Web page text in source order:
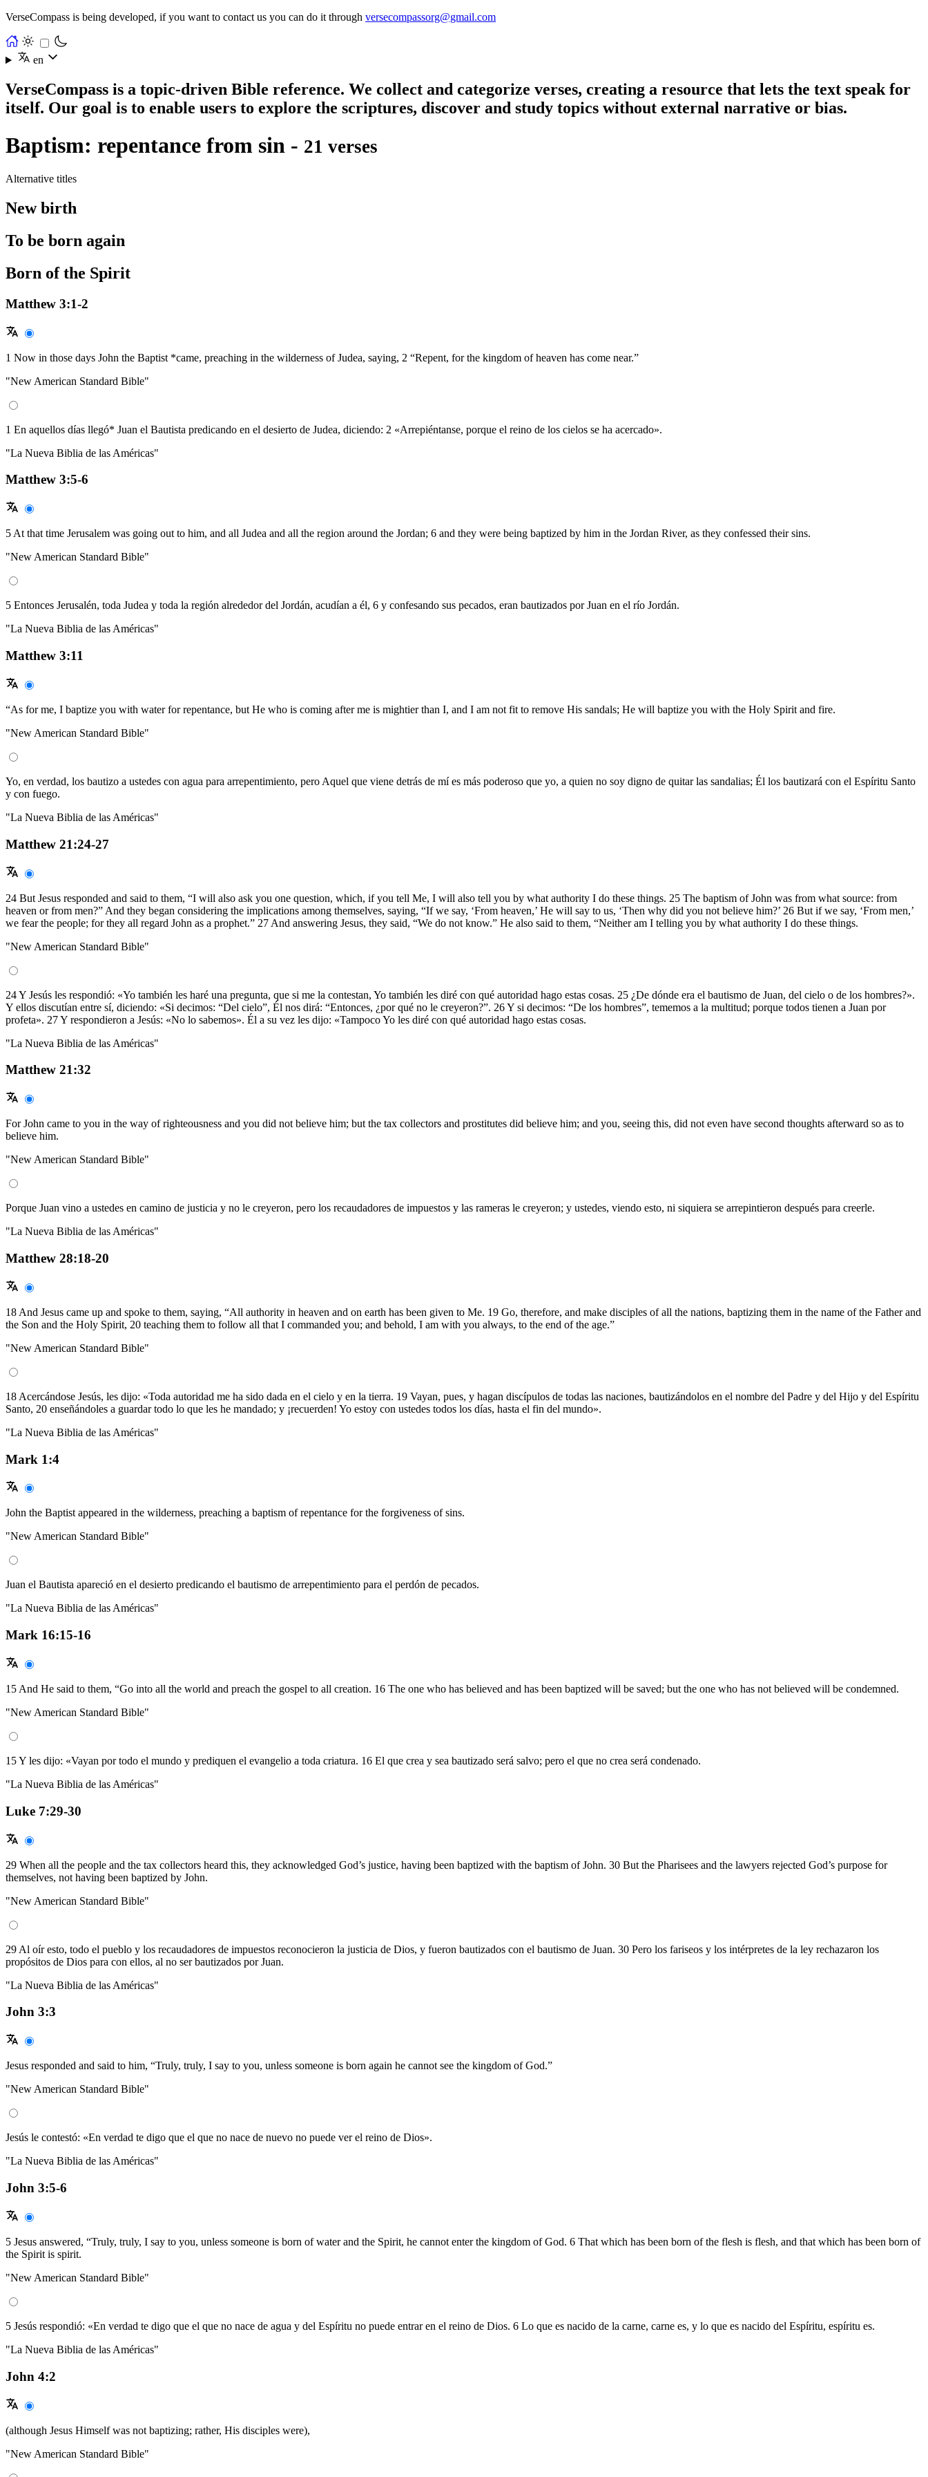
VerseCompass is being developed, if you want to contact us you can do it through versecompassorg@gmail.com
en
VerseCompass is a topic-driven Bible reference. We collect and categorize verses, creating a resource that lets the text speak for
itself. Our goal is to enable users to explore the scriptures, discover and study topics without external narrative or bias.
Baptism: repentance from sin - 21 verses
Alternative titles
New birth
To be born again
Born of the Spirit
Matthew 3:1-2
1 Now in those days John the Baptist *came, preaching in the wilderness of Judea, saying, 2 “Repent, for the kingdom of heaven has come near.”
"New American Standard Bible"
1 En aquellos días llegó* Juan el Bautista predicando en el desierto de Judea, diciendo: 2 «Arrepiéntanse, porque el reino de los cielos se ha acercado».
"La Nueva Biblia de las Américas"
Matthew 3:5-6
5 At that time Jerusalem was going out to him, and all Judea and all the region around the Jordan; 6 and they were being baptized by him in the Jordan River, as they confessed their sins.
"New American Standard Bible"
5 Entonces Jerusalén, toda Judea y toda la región alrededor del Jordán, acudían a él, 6 y confesando sus pecados, eran bautizados por Juan en el río Jordán.
"La Nueva Biblia de las Américas"
Matthew 3:11
“As for me, I baptize you with water for repentance, but He who is coming after me is mightier than I, and I am not fit to remove His sandals; He will baptize you with the Holy Spirit and fire.
"New American Standard Bible"
Yo, en verdad, los bautizo a ustedes con agua para arrepentimiento, pero Aquel que viene detrás de mí es más poderoso que yo, a quien no soy digno de quitar las sandalias; Él los bautizará con el Espíritu Santo
y con fuego.
"La Nueva Biblia de las Américas"
Matthew 21:24-27
24 But Jesus responded and said to them, “I will also ask you one question, which, if you tell Me, I will also tell you by what authority I do these things. 25 The baptism of John was from what source: from
heaven or from men?” And they began considering the implications among themselves, saying, “If we say, ‘From heaven,’ He will say to us, ‘Then why did you not believe him?’ 26 But if we say, ‘From men,’
we fear the people; for they all regard John as a prophet.” 27 And answering Jesus, they said, “We do not know.” He also said to them, “Neither am I telling you by what authority I do these things.
"New American Standard Bible"
24 Y Jesús les respondió: «Yo también les haré una pregunta, que si me la contestan, Yo también les diré con qué autoridad hago estas cosas. 25 ¿De dónde era el bautismo de Juan, del cielo o de los hombres?».
Y ellos discutían entre sí, diciendo: «Si decimos: “Del cielo”, Él nos dirá: “Entonces, ¿por qué no le creyeron?”. 26 Y si decimos: “De los hombres”, tememos a la multitud; porque todos tienen a Juan por
profeta». 27 Y respondieron a Jesús: «No lo sabemos». Él a su vez les dijo: «Tampoco Yo les diré con qué autoridad hago estas cosas.
"La Nueva Biblia de las Américas"
Matthew 21:32
For John came to you in the way of righteousness and you did not believe him; but the tax collectors and prostitutes did believe him; and you, seeing this, did not even have second thoughts afterward so as to
believe him.
"New American Standard Bible"
Porque Juan vino a ustedes en camino de justicia y no le creyeron, pero los recaudadores de impuestos y las rameras le creyeron; y ustedes, viendo esto, ni siquiera se arrepintieron después para creerle.
"La Nueva Biblia de las Américas"
Matthew 28:18-20
18 And Jesus came up and spoke to them, saying, “All authority in heaven and on earth has been given to Me. 19 Go, therefore, and make disciples of all the nations, baptizing them in the name of the Father and
the Son and the Holy Spirit, 20 teaching them to follow all that I commanded you; and behold, I am with you always, to the end of the age.”
"New American Standard Bible"
18 Acercándose Jesús, les dijo: «Toda autoridad me ha sido dada en el cielo y en la tierra. 19 Vayan, pues, y hagan discípulos de todas las naciones, bautizándolos en el nombre del Padre y del Hijo y del Espíritu
Santo, 20 enseñándoles a guardar todo lo que les he mandado; y ¡recuerden! Yo estoy con ustedes todos los días, hasta el fin del mundo».
"La Nueva Biblia de las Américas"
Mark 1:4
John the Baptist appeared in the wilderness, preaching a baptism of repentance for the forgiveness of sins.
"New American Standard Bible"
Juan el Bautista apareció en el desierto predicando el bautismo de arrepentimiento para el perdón de pecados.
"La Nueva Biblia de las Américas"
Mark 16:15-16
15 And He said to them, “Go into all the world and preach the gospel to all creation. 16 The one who has believed and has been baptized will be saved; but the one who has not believed will be condemned.
"New American Standard Bible"
15 Y les dijo: «Vayan por todo el mundo y prediquen el evangelio a toda criatura. 16 El que crea y sea bautizado será salvo; pero el que no crea será condenado.
"La Nueva Biblia de las Américas"
Luke 7:29-30
29 When all the people and the tax collectors heard this, they acknowledged God’s justice, having been baptized with the baptism of John. 30 But the Pharisees and the lawyers rejected God’s purpose for
themselves, not having been baptized by John.
"New American Standard Bible"
29 Al oír esto, todo el pueblo y los recaudadores de impuestos reconocieron la justicia de Dios, y fueron bautizados con el bautismo de Juan. 30 Pero los fariseos y los intérpretes de la ley rechazaron los
propósitos de Dios para con ellos, al no ser bautizados por Juan.
"La Nueva Biblia de las Américas"
John 3:3
Jesus responded and said to him, “Truly, truly, I say to you, unless someone is born again he cannot see the kingdom of God.”
"New American Standard Bible"
Jesús le contestó: «En verdad te digo que el que no nace de nuevo no puede ver el reino de Dios».
"La Nueva Biblia de las Américas"
John 3:5-6
5 Jesus answered, “Truly, truly, I say to you, unless someone is born of water and the Spirit, he cannot enter the kingdom of God. 6 That which has been born of the flesh is flesh, and that which has been born of
the Spirit is spirit.
"New American Standard Bible"
5 Jesús respondió: «En verdad te digo que el que no nace de agua y del Espíritu no puede entrar en el reino de Dios. 6 Lo que es nacido de la carne, carne es, y lo que es nacido del Espíritu, espíritu es.
"La Nueva Biblia de las Américas"
John 4:2
(although Jesus Himself was not baptizing; rather, His disciples were),
"New American Standard Bible"